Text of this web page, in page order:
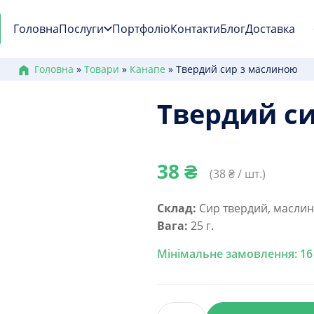
ГоловнаПослуги ПортфоліоКонтактиБлогДоставка
Головна » Товари » Канапе » Твердий сир з маслиною
Твердий
38 ₴ (38₴ / шт.)
Склад: Сир твердий,
Вага: 25 г.
Мінімальне замовлення: